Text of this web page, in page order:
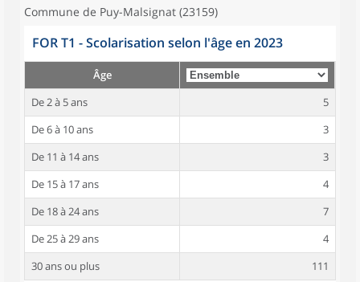
Commune de Puy-Malsignat (23159)
FOR T1 - Scolarisation selon l'âge en 2023
Âge
De 2 à 5 ans
5
De 6 à 10 ans
3
De 11 à 14 ans
3
De 15 à 17 ans
4
De 18 à 24 ans
7
De 25 à 29 ans
4
30 ans ou plus
111